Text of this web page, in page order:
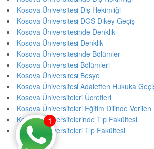
Kosova Üniversitesi Diş Hekimliği
Kosova Üniversitesi DGS Dikey Geçiş
Kosova Üniversitesinde Denklik
Kosova Üniversitesi Denklik
Kosova Üniversitesinde Bölümler
Kosova Üniversitesi Bölümleri
Kosova Üniversitesi Besyo
Kosova Üniversitesi Adaletten Hukuka
Kosova Üniversiteleri Ücretleri
Kosova Üniversiteleri Eğitim Dilinde Verilen
Kosova Üniversitelerinde Tıp Fakültesi
Kosova Üniversiteleri Tıp Fakültesi
1